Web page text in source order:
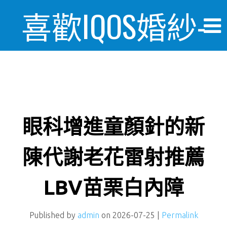
喜歡IQOS婚紗-
日記
眼科增進童顏針的新
陳代謝老花雷射推薦
LBV苗栗白內障
Published by admin on 2026-07-25 Permalink